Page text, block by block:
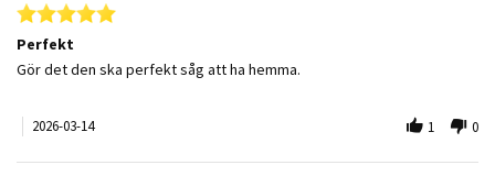
5.0 star rating
Perfekt
Review by IDA H. on 14 Mar 2026
review stating Perfekt
Gör det den ska perfekt såg att ha hemma.
2026-03-14 1 0